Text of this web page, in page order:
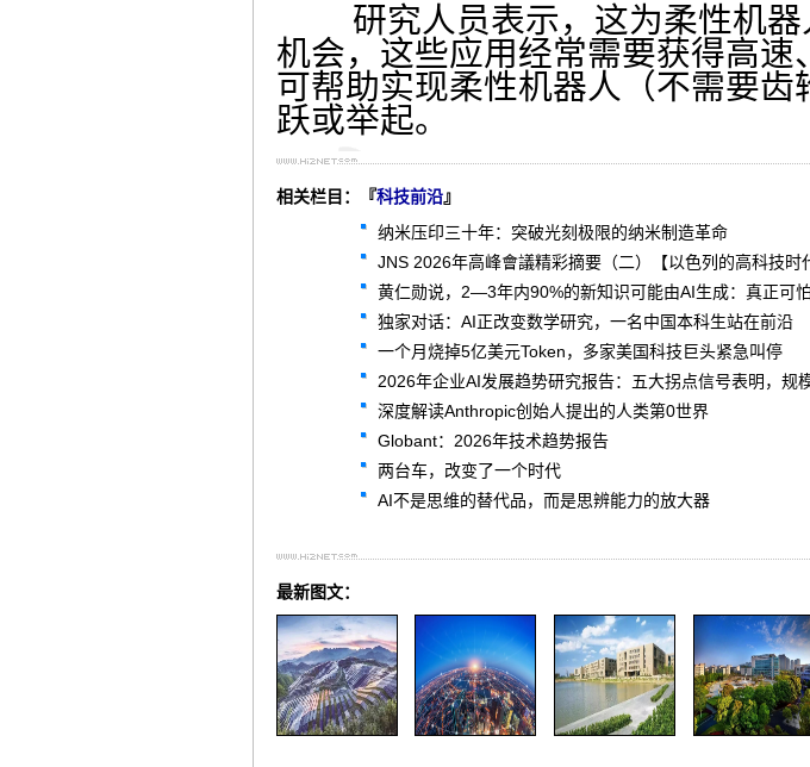
研究人员表示，这为柔性机器
机会，这些应用经常需要获得高
可帮助实现柔性机器人（不需要
跃或举起。
相关栏目：『科技前沿』
纳米压印三十年：突破光刻极限的纳米制造革命
JNS 2026年高峰會議精彩摘要（二）【以色列的高科技时
黄仁勋说，2—3年内90%的新知识可能由AI生成：真正可
独家对话：AI正改变数学研究，一名中国本科生站在前沿
一个月烧掉5亿美元Token，多家美国科技巨头紧急叫停
2026年企业AI发展趋势研究报告：五大拐点信号表明，规
深度解读Anthropic创始人提出的人类第0世界
Globant：2026年技术趋势报告
两台车，改变了一个时代
AI不是思维的替代品，而是思辨能力的放大器
最新图文：